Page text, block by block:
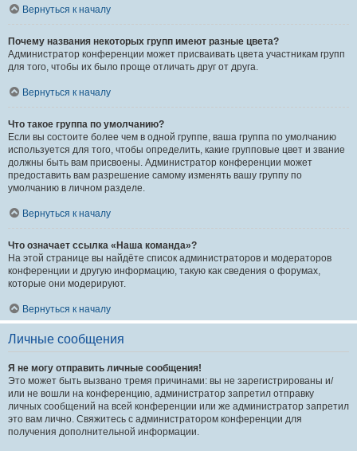
Вернуться к началу
Почему названия некоторых групп имеют разные цвета?
Администратор конференции может присваивать цвета участникам групп
для того, чтобы их было проще отличать друг от друга.
Вернуться к началу
Что такое группа по умолчанию?
Если вы состоите более чем в одной группе, ваша группа по умолчанию
используется для того, чтобы определить, какие групповые цвет и звание
должны быть вам присвоены. Администратор конференции может
предоставить вам разрешение самому изменять вашу группу по
умолчанию в личном разделе.
Вернуться к началу
Что означает ссылка «Наша команда»?
На этой странице вы найдёте список администраторов и модераторов
конференции и другую информацию, такую как сведения о форумах,
которые они модерируют.
Вернуться к началу
Личные сообщения
Я не могу отправить личные сообщения!
Это может быть вызвано тремя причинами: вы не зарегистрированы и/
или не вошли на конференцию, администратор запретил отправку
личных сообщений на всей конференции или же администратор запретил
это вам лично. Свяжитесь с администратором конференции для
получения дополнительной информации.